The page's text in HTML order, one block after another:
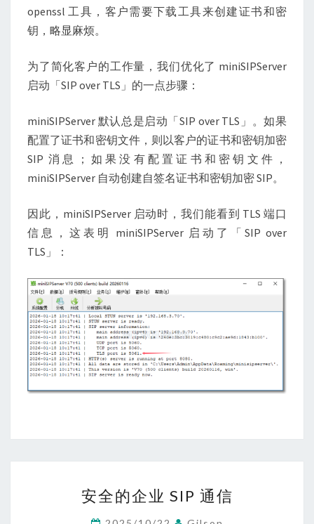
openssl 工具，客户需要下载工具来创建证书和密
钥，略显麻烦。
为了简化客户的工作量，我们优化了 miniSIPServer
启动「SIP over TLS」的一点步骤：
miniSIPServer 默认总是启动「SIP over TLS」。如果
配置了证书和密钥文件，则以客户的证书和密钥加密
SIP 消息；如果没有配置证书和密钥文件，
miniSIPServer 自动创建自签名证书和密钥加密 SIP。
因此，miniSIPServer 启动时，我们能看到 TLS 端口
信息，这表明 miniSIPServer 启动了「SIP over
TLS」：
全
的
安全的企业 SIP 通信